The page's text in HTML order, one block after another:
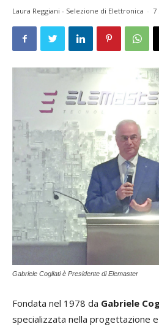
Laura Reggiani - Selezione di Elettronica - 7
Gabriele Cogliati è Presidente di Elemaster
Fondata nel 1978 da Gabriele
specializzata nella progettazione